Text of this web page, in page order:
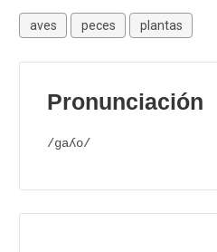
aves peces plantas
Pronunciación
/gaʎo/